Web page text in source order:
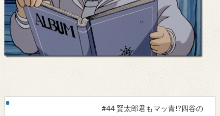
#44 賢太郎君もマッ青!?四谷の